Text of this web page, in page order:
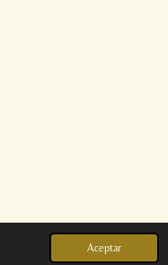
Aceptar